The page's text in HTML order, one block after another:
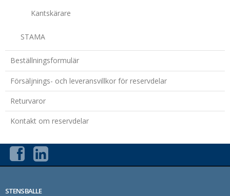
Kantskärare
STAMA
Beställningsformulär
Försäljnings- och leveransvillkor för reservdelar
Returvaror
Kontakt om reservdelar
STENSBALLE